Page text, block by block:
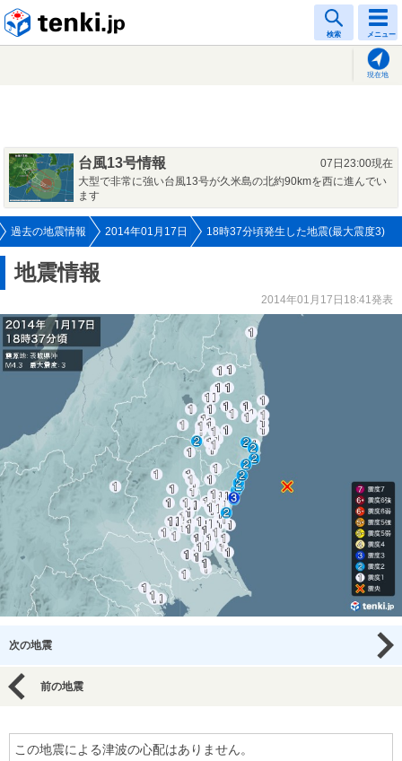
検索 メニュー
現在地
台風13号情報
07日23:00現在
大型で非常に強い台風13号が久米島の北約90kmを西に進んでい
ます
過去の地震情報 2014年01月17日 18時37分頃発生した地震(最大震度3)
地震情報
2014年01月17日18:41発表
次の地震
前の地震
この地震による津波の心配はありません。